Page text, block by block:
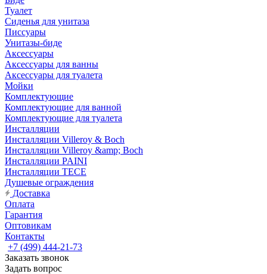
Туалет
Сиденья для унитаза
Писсуары
Унитазы-биде
Аксессуары
Аксессуары для ванны
Аксессуары для туалета
Мойки
Комплектующие
Комплектующие для ванной
Комплектующие для туалета
Инсталляции
Инсталляции Villeroy & Boch
Инсталляции Villeroy &amp; Boch
Инсталляции PAINI
Инсталляции TECE
Душевые ограждения
Доставка
Оплата
Гарантия
Оптовикам
Контакты
+7 (499) 444-21-73
Заказать звонок
Задать вопрос